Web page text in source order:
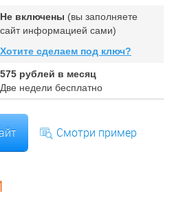
Не включены (вы заполняете
сайт информацией сами)
Хотите сделаем под ключ?
575 рублей в месяц
Две недели бесплатно
Смотри пример